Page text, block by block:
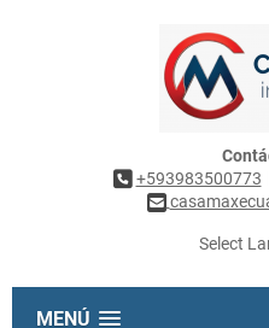
+593983500773
Select
MENÚ